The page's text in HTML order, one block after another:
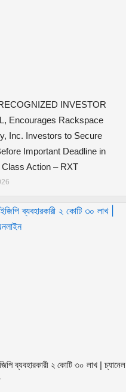
INVESTOR
Encourages Rackspace
Inc. Investors to Secure
Important Deadline in
Action – RXT
ব্যবহারকারী ২ কোটি ৩০ লাখ | চ্যানেল